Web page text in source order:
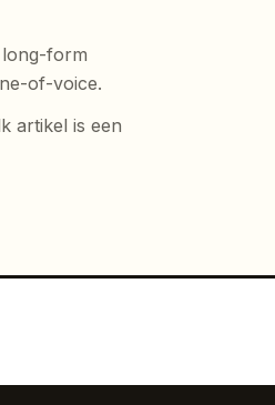
form
of-voice.
artikel is een